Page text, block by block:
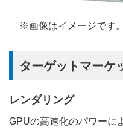
※画像はイメージです
ターゲットマーケ
レンダリング
GPUの高速化のパワーに